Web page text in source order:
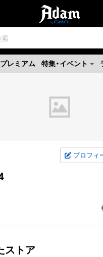
プレミアム 特集・イベント
プロフィ
ストア